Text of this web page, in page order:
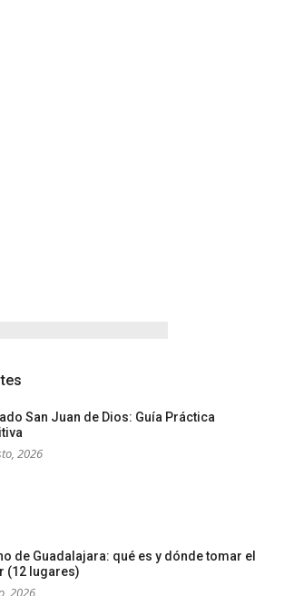
San Juan de Dios: Guía Práctica
2026
de Guadalajara: qué es y dónde tomar el
(12 lugares)
2026